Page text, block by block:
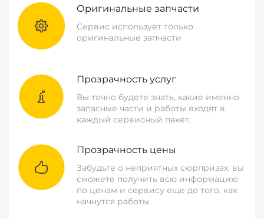
Оригинальные запчасти
Сервис использует только
оригинальные запчасти
Прозрачность услуг
Вы точно будете знать, какие именно
запасные части и работы входят в
каждый сервисный пакет.
Прозрачность цены
Забудьте о неприятных сюрпризах: вы
сможете получить всю информацию
по ценам и сервису еще до того, как
начнутся работы.